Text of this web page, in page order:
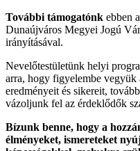
További támogatónk ebben
Dunaújváros Megyei Jogú
irányításával.
Nevelőtestületünk helyi
arra, hogy figyelembe
eredményeit és sikereit,
vázoljunk fel az érdeklődők
Bízunk benne, hogy a
élményeket, ismereteket